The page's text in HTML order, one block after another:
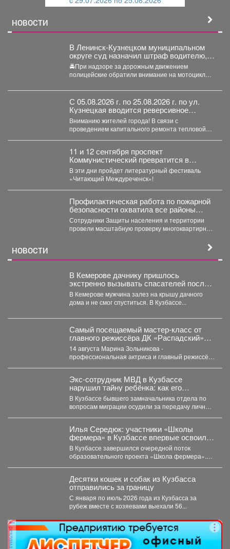
НОВОСТИ
В Ленинск-Кузнецком муниципальном
округе суд назначил штраф водителю,
управлявшему мотоциклом после
лишения водительских прав
🚔При надзоре за дорожным движением
полицейские обратили внимание на мотоцикл
С 05.08.2026 г. по 25.08.2026 г. по ул.
Кузнецкая вводится реверсивное
движения для автотранспорта.
Вниманию жителей города! В связи с
проведением капитального ремонта тепловой
11 и 12 сентября проспект
Коммунистический превратится в
огромную литературную сцену под
открытым небом.
В эти дни пройдет литературный фестиваль
«Читающий Междуреченск»!
Профилактическая работа по пожарной
безопасности охватила все районы
Новокузнецка
Сотрудники Защиты населения и территории
провели масштабную проверку многоквартирных
НОВОСТИ
В Кемерове дачнику пришлось
экстренно вызывать спасателей после
работ на участке
В Кемерове мужчина залез на крышу дачного
дома и не смог спуститься. В Кузбассе...
Самый посещаемый мастер‑класс от
главного режиссёра ДК «Распадский»
возвращается
14 августа Марина Зольникова -
профессиональная актриса и главный режиссёр
Экс-сотрудник МВД в Кузбассе
нарушил тайну ребёнка: как его
наказали
В Кузбассе бывшего замначальника отдела по
вопросам миграции осудили за передачу личных
Илья Середюк: участники «Школы
фермера» в Кузбассе впервые освоили
работу с агродронами
В Кузбассе завершился очередной поток
образовательного проекта «Школа фермера».
Десятки кошек и собак из Кузбасса
отправились за границу
С января по июль 2026 года из Кузбасса за
рубеж вместе с хозяевами выехали 56...
реклама